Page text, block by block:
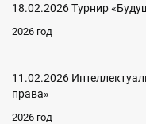
18.02.2026 Турнир
2026 год
11.02.2026
права»
2026 год